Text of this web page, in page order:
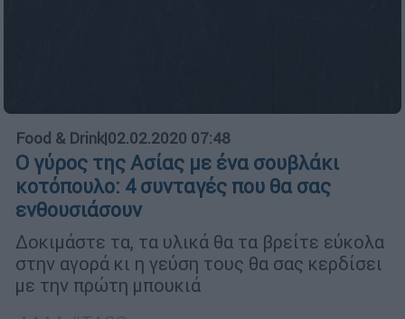
Food & Drink|02.02.2020 07:48
Ο γύρος της Ασίας με ένα σουβλάκι
κοτόπουλο: 4 συνταγές που θα σας
ενθουσιάσουν
Δοκιμάστε τα, τα υλικά θα τα βρείτε εύκολα
στην αγορά κι η γεύση τους θα σας κερδίσει
με την πρώτη μπουκιά